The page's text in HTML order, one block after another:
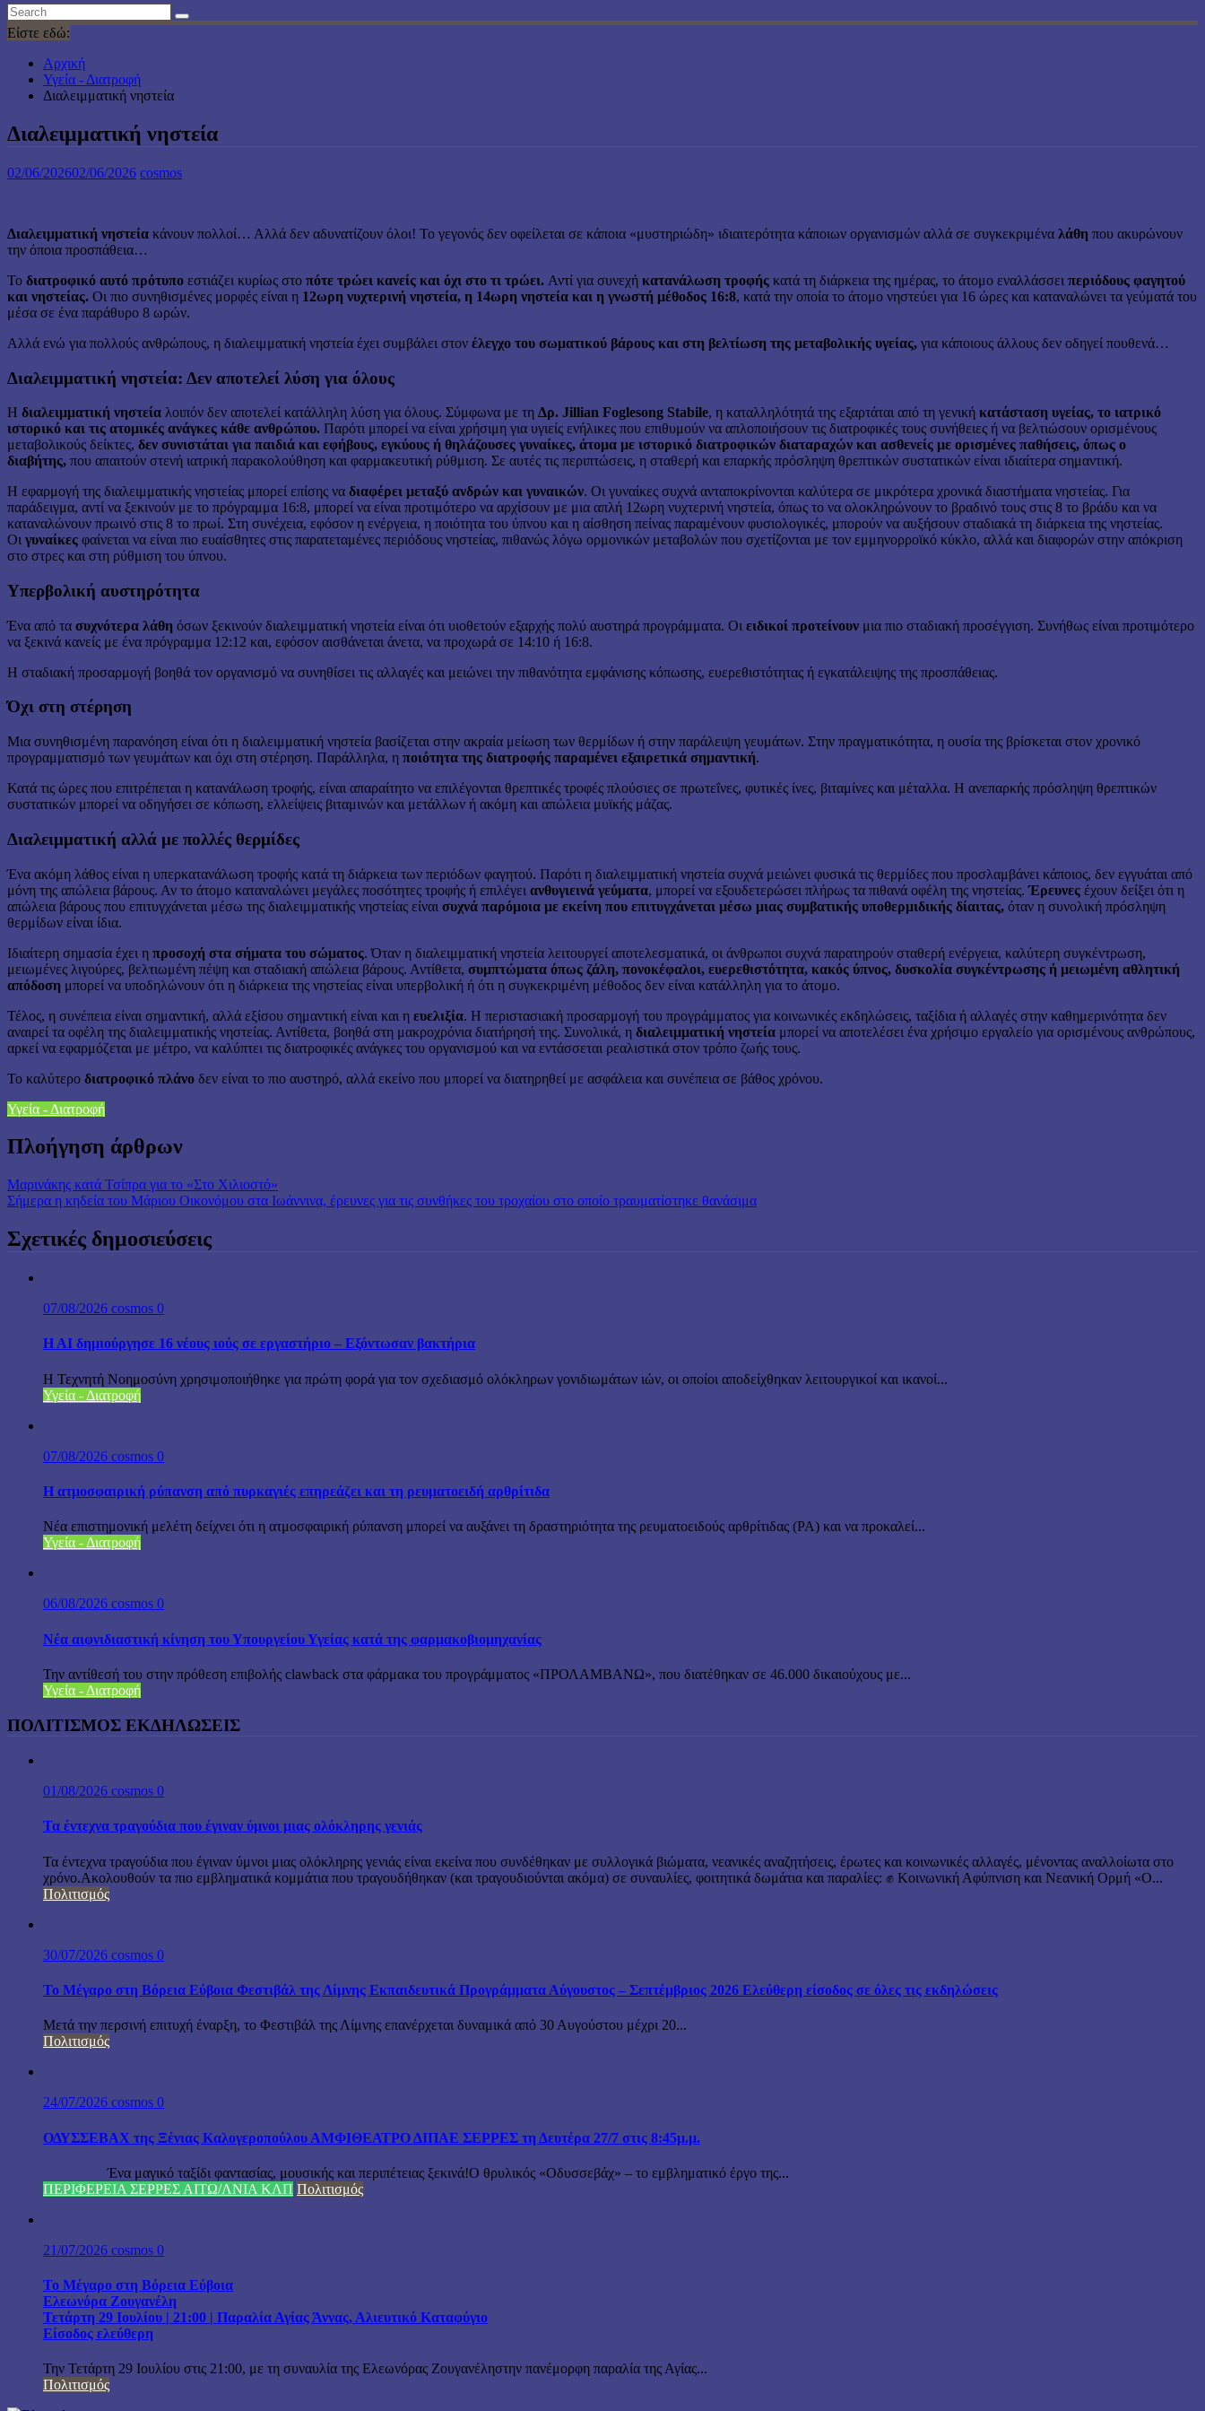
Είστε εδώ:
Αρχική
Υγεία - Διατροφή
Διαλειμματική νηστεία
Διαλειμματική νηστεία
02/06/202602/06/2026 cosmos
Διαλειμματική νηστεία κάνουν πολλοί… Αλλά δεν αδυνατίζουν όλοι! Το γεγονός δεν οφείλεται σε κάποια «μυστηριώδη» ιδιαιτερότητα κάποιων οργανισμών αλλά σε συγκεκριμένα λάθη που ακυρώνουν
την όποια προσπάθεια…
Το διατροφικό αυτό πρότυπο εστιάζει κυρίως στο πότε τρώει κανείς και όχι στο τι τρώει. Αντί για συνεχή κατανάλωση τροφής κατά τη διάρκεια της ημέρας, το άτομο εναλλάσσει περιόδους φαγητού
και νηστείας. Οι πιο συνηθισμένες μορφές είναι η 12ωρη νυχτερινή νηστεία, η 14ωρη νηστεία και η γνωστή μέθοδος 16:8, κατά την οποία το άτομο νηστεύει για 16 ώρες και καταναλώνει τα γεύματά του
μέσα σε ένα παράθυρο 8 ωρών.
Αλλά ενώ για πολλούς ανθρώπους, η διαλειμματική νηστεία έχει συμβάλει στον έλεγχο του σωματικού βάρους και στη βελτίωση της μεταβολικής υγείας, για κάποιους άλλους δεν οδηγεί πουθενά…
Διαλειμματική νηστεία: Δεν αποτελεί λύση για όλους
Η διαλειμματική νηστεία λοιπόν δεν αποτελεί κατάλληλη λύση για όλους. Σύμφωνα με τη Δρ. Jillian Foglesong Stabile, η καταλληλότητά της εξαρτάται από τη γενική κατάσταση υγείας, το ιατρικό
ιστορικό και τις ατομικές ανάγκες κάθε ανθρώπου. Παρότι μπορεί να είναι χρήσιμη για υγιείς ενήλικες που επιθυμούν να απλοποιήσουν τις διατροφικές τους συνήθειες ή να βελτιώσουν ορισμένους
μεταβολικούς δείκτες, δεν συνιστάται για παιδιά και εφήβους, εγκύους ή θηλάζουσες γυναίκες, άτομα με ιστορικό διατροφικών διαταραχών και ασθενείς με ορισμένες παθήσεις, όπως ο
διαβήτης, που απαιτούν στενή ιατρική παρακολούθηση και φαρμακευτική ρύθμιση. Σε αυτές τις περιπτώσεις, η σταθερή και επαρκής πρόσληψη θρεπτικών συστατικών είναι ιδιαίτερα σημαντική.
Η εφαρμογή της διαλειμματικής νηστείας μπορεί επίσης να διαφέρει μεταξύ ανδρών και γυναικών. Οι γυναίκες συχνά ανταποκρίνονται καλύτερα σε μικρότερα χρονικά διαστήματα νηστείας. Για
παράδειγμα, αντί να ξεκινούν με το πρόγραμμα 16:8, μπορεί να είναι προτιμότερο να αρχίσουν με μια απλή 12ωρη νυχτερινή νηστεία, όπως το να ολοκληρώνουν το βραδινό τους στις 8 το βράδυ και να
καταναλώνουν πρωινό στις 8 το πρωί. Στη συνέχεια, εφόσον η ενέργεια, η ποιότητα του ύπνου και η αίσθηση πείνας παραμένουν φυσιολογικές, μπορούν να αυξήσουν σταδιακά τη διάρκεια της νηστείας.
Οι γυναίκες φαίνεται να είναι πιο ευαίσθητες στις παρατεταμένες περιόδους νηστείας, πιθανώς λόγω ορμονικών μεταβολών που σχετίζονται με τον εμμηνορροϊκό κύκλο, αλλά και διαφορών στην απόκριση
στο στρες και στη ρύθμιση του ύπνου.
Υπερβολική αυστηρότητα
Ένα από τα συχνότερα λάθη όσων ξεκινούν διαλειμματική νηστεία είναι ότι υιοθετούν εξαρχής πολύ αυστηρά προγράμματα. Οι ειδικοί προτείνουν μια πιο σταδιακή προσέγγιση. Συνήθως είναι προτιμότερο
να ξεκινά κανείς με ένα πρόγραμμα 12:12 και, εφόσον αισθάνεται άνετα, να προχωρά σε 14:10 ή 16:8.
Η σταδιακή προσαρμογή βοηθά τον οργανισμό να συνηθίσει τις αλλαγές και μειώνει την πιθανότητα εμφάνισης κόπωσης, ευερεθιστότητας ή εγκατάλειψης της προσπάθειας.
Όχι στη στέρηση
Μια συνηθισμένη παρανόηση είναι ότι η διαλειμματική νηστεία βασίζεται στην ακραία μείωση των θερμίδων ή στην παράλειψη γευμάτων. Στην πραγματικότητα, η ουσία της βρίσκεται στον χρονικό
προγραμματισμό των γευμάτων και όχι στη στέρηση. Παράλληλα, η ποιότητα της διατροφής παραμένει εξαιρετικά σημαντική.
Κατά τις ώρες που επιτρέπεται η κατανάλωση τροφής, είναι απαραίτητο να επιλέγονται θρεπτικές τροφές πλούσιες σε πρωτεΐνες, φυτικές ίνες, βιταμίνες και μέταλλα. Η ανεπαρκής πρόσληψη θρεπτικών
συστατικών μπορεί να οδηγήσει σε κόπωση, ελλείψεις βιταμινών και μετάλλων ή ακόμη και απώλεια μυϊκής μάζας.
Διαλειμματική αλλά με πολλές θερμίδες
Ένα ακόμη λάθος είναι η υπερκατανάλωση τροφής κατά τη διάρκεια των περιόδων φαγητού. Παρότι η διαλειμματική νηστεία συχνά μειώνει φυσικά τις θερμίδες που προσλαμβάνει κάποιος, δεν εγγυάται από
μόνη της απώλεια βάρους. Αν το άτομο καταναλώνει μεγάλες ποσότητες τροφής ή επιλέγει ανθυγιεινά γεύματα, μπορεί να εξουδετερώσει πλήρως τα πιθανά οφέλη της νηστείας.Έρευνες έχουν δείξει ότι η
απώλεια βάρους που επιτυγχάνεται μέσω της διαλειμματικής νηστείας είναι συχνά παρόμοια με εκείνη που επιτυγχάνεται μέσω μιας συμβατικής υποθερμιδικής δίαιτας, όταν η συνολική πρόσληψη
θερμίδων είναι ίδια.
Ιδιαίτερη σημασία έχει η προσοχή στα σήματα του σώματος. Όταν η διαλειμματική νηστεία λειτουργεί αποτελεσματικά, οι άνθρωποι συχνά παρατηρούν σταθερή ενέργεια, καλύτερη συγκέντρωση,
μειωμένες λιγούρες, βελτιωμένη πέψη και σταδιακή απώλεια βάρους. Αντίθετα, συμπτώματα όπως ζάλη, πονοκέφαλοι, ευερεθιστότητα, κακός ύπνος, δυσκολία συγκέντρωσης ή μειωμένη αθλητική
απόδοση μπορεί να υποδηλώνουν ότι η διάρκεια της νηστείας είναι υπερβολική ή ότι η συγκεκριμένη μέθοδος δεν είναι κατάλληλη για το άτομο.
Τέλος, η συνέπεια είναι σημαντική, αλλά εξίσου σημαντική είναι και η ευελιξία. Η περιστασιακή προσαρμογή του προγράμματος για κοινωνικές εκδηλώσεις, ταξίδια ή αλλαγές στην καθημερινότητα δεν
αναιρεί τα οφέλη της διαλειμματικής νηστείας. Αντίθετα, βοηθά στη μακροχρόνια διατήρησή της. Συνολικά, η διαλειμματική νηστεία μπορεί να αποτελέσει ένα χρήσιμο εργαλείο για ορισμένους ανθρώπους,
αρκεί να εφαρμόζεται με μέτρο, να καλύπτει τις διατροφικές ανάγκες του οργανισμού και να εντάσσεται ρεαλιστικά στον τρόπο ζωής τους.
Το καλύτερο διατροφικό πλάνο δεν είναι το πιο αυστηρό, αλλά εκείνο που μπορεί να διατηρηθεί με ασφάλεια και συνέπεια σε βάθος χρόνου.
Υγεία - Διατροφή
Πλοήγηση άρθρων
Μαρινάκης κατά Τσίπρα για το «Στο Χιλιοστό»
Σήμερα η κηδεία του Μάριου Οικονόμου στα Ιωάννινα, έρευνες για τις συνθήκες του τροχαίου στο οποίο τραυματίστηκε θανάσιμα
Σχετικές δημοσιεύσεις
07/08/2026 cosmos 0
H AI δημιούργησε 16 νέους ιούς σε εργαστήριο – Εξόντωσαν βακτήρια
Η Τεχνητή Νοημοσύνη χρησιμοποιήθηκε για πρώτη φορά για τον σχεδιασμό ολόκληρων γονιδιωμάτων ιών, οι οποίοι αποδείχθηκαν λειτουργικοί και ικανοί...
Υγεία - Διατροφή
07/08/2026 cosmos 0
Η ατμοσφαιρική ρύπανση από πυρκαγιές επηρεάζει και τη ρευματοειδή αρθρίτιδα
Νέα επιστημονική μελέτη δείχνει ότι η ατμοσφαιρική ρύπανση μπορεί να αυξάνει τη δραστηριότητα της ρευματοειδούς αρθρίτιδας (ΡΑ) και να προκαλεί...
Υγεία - Διατροφή
06/08/2026 cosmos 0
Νέα αιφνιδιαστική κίνηση του Υπουργείου Υγείας κατά της φαρμακοβιομηχανίας
Την αντίθεσή του στην πρόθεση επιβολής clawback στα φάρμακα του προγράμματος «ΠΡΟΛΑΜΒΑΝΩ», που διατέθηκαν σε 46.000 δικαιούχους με...
Υγεία - Διατροφή
ΠΟΛΙΤΙΣΜΟΣ ΕΚΔΗΛΩΣΕΙΣ
01/08/2026 cosmos 0
Τα έντεχνα τραγούδια που έγιναν ύμνοι μιας ολόκληρης γενιάς
Τα έντεχνα τραγούδια που έγιναν ύμνοι μιας ολόκληρης γενιάς είναι εκείνα που συνδέθηκαν με συλλογικά βιώματα, νεανικές αναζητήσεις, έρωτες και κοινωνικές αλλαγές, μένοντας αναλλοίωτα στο
χρόνο.Ακολουθούν τα πιο εμβληματικά κομμάτια που τραγουδήθηκαν (και τραγουδιούνται ακόμα) σε συναυλίες, φοιτητικά δωμάτια και παραλίες: ✊ Κοινωνική Αφύπνιση και Νεανική Ορμή «Ο...
Πολιτισμός
30/07/2026 cosmos 0
Το Μέγαρο στη Βόρεια Εύβοια Φεστιβάλ της Λίμνης Εκπαιδευτικά Προγράμματα Αύγουστος – Σεπτέμβριος 2026 Ελεύθερη είσοδος σε όλες τις εκδηλώσεις
Μετά την περσινή επιτυχή έναρξη, το Φεστιβάλ της Λίμνης επανέρχεται δυναμικά από 30 Αυγούστου μέχρι 20...
Πολιτισμός
24/07/2026 cosmos 0
ΟΔΥΣΣΕΒΑΧ της Ξένιας Καλογεροπούλου ΑΜΦΙΘΕΑΤΡΟ ΔΙΠΑΕ ΣΕΡΡΕΣ τη Δευτέρα 27/7 στις 8:45μ.μ.
Ένα μαγικό ταξίδι φαντασίας, μουσικής και περιπέτειας ξεκινά!Ο θρυλικός «Οδυσσεβάχ» – το εμβληματικό έργο της...
ΠΕΡΙΦΕΡΕΙΑ ΣΕΡΡΕΣ ΑΙΤΩ/ΛΝΙΑ ΚΛΠ Πολιτισμός
21/07/2026 cosmos 0
Το Μέγαρο στη Βόρεια Εύβοια
Ελεωνόρα Ζουγανέλη
Τετάρτη 29 Ιουλίου | 21:00 | Παραλία Αγίας Άννας, Αλιευτικό Καταφύγιο
Είσοδος ελεύθερη
Την Τετάρτη 29 Ιουλίου στις 21:00, με τη συναυλία της Ελεωνόρας Ζουγανέληστην πανέμορφη παραλία της Αγίας...
Πολιτισμός